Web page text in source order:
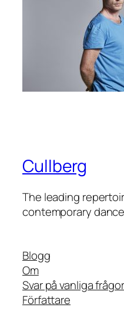
Cullberg
The leading
contemporary
Blogg
Om
Svar på vanliga frågor
Författare